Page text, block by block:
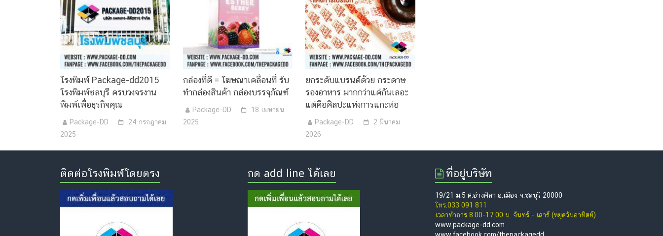
โรงพิมพ์ Package-dd2015
โรงพิมพ์ชลบุรี ครบวงจรงาน
พิมพ์เพื่อธุรกิจคุณ
Package-DD
24 กรกฎาคม
2025
กล่องที่ดี = โฆษณาเคลื่อนที่ รับ
ทำกล่องสินค้า กล่องบรรจุภัณฑ์
Package-DD
18 เมษายน
2025
ยกระดับแบรนด์ด้วย กระดาษ
รองอาหาร มากกว่าแค่กันเลอะ
แต่คือศิลปะแห่งการแกะห่อ
Package-DD
2 มีนาคม
2026
ติดต่อโรงพิมพ์โดยตรง กด add line ได้เลย ที่อยู่บริษัท
19/21 ม.5 ต.อ่างศิลา อ.เมือง จ.ชลบุรี 20000
โทร.033 091 811
เวลาทำการ 8.00-17.00 น. จันทร์ - เสาร์ (หยุดวันอาทิตย์)
www.package-dd.com